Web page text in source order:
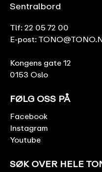
Sentralbord
Tlf: 22 05 72 00
E-post:
Kongens gate 12
0153 Oslo
FØLG OSS PÅ
Facebook
Instagram
Youtube
SØK OVER HELE